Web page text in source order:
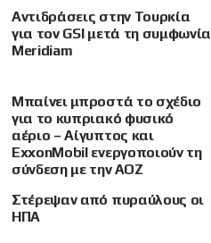
Αντιδράσεις στην Τουρκία
για τον GSI μετά τη συμφωνία
Meridiam
Μπαίνει μπροστά το σχέδιο
για το κυπριακό φυσικό
αέριο – Αίγυπτος και
ExxonMobil ενεργοποιούν τη
σύνδεση με την ΑΟΖ
Στέρεψαν από πυραύλους οι
ΗΠΑ